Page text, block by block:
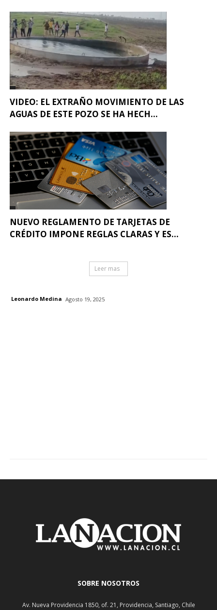
VIDEO: EL EXTRAÑO MOVIMIENTO DE LAS
AGUAS DE ESTE POZO SE HA HECH...
NUEVO REGLAMENTO DE TARJETAS DE
CRÉDITO IMPONE REGLAS CLARAS Y ES...
Leer mas
Leonardo Medina Agosto 19, 2025
SOBRE NOSOTROS
Av. Nueva Providencia 1850, of. 21, Providencia, Santiago, Chile